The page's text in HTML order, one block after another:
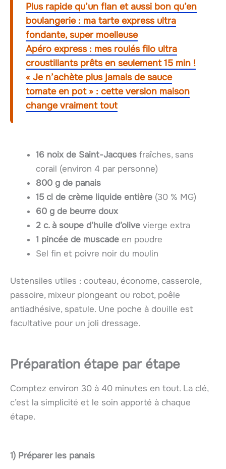
Plus rapide qu’un flan et aussi bon qu’en
boulangerie : ma tarte express ultra
fondante, super moelleuse
Apéro express : mes roulés filo ultra
croustillants prêts en seulement 15 min !
« Je n’achète plus jamais de sauce
tomate en pot » : cette version maison
change vraiment tout
16 noix de Saint-Jacques fraîches, sans
corail (environ 4 par personne)
800 g de panais
15 cl de crème liquide entière (30 % MG)
60 g de beurre doux
2 c. à soupe d’huile d’olive vierge extra
1 pincée de muscade en poudre
Sel fin et poivre noir du moulin
Ustensiles utiles : couteau, économe, casserole,
passoire, mixeur plongeant ou robot, poêle
antiadhésive, spatule. Une poche à douille est
facultative pour un joli dressage.
Préparation étape par étape
Comptez environ 30 à 40 minutes en tout. La clé,
c’est la simplicité et le soin apporté à chaque
étape.
1) Préparer les panais